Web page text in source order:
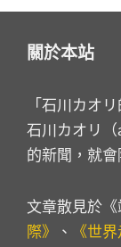
關於本站
「石川カオ
石川カオリ
的新聞，就
文章散見於《
際》
、 《世